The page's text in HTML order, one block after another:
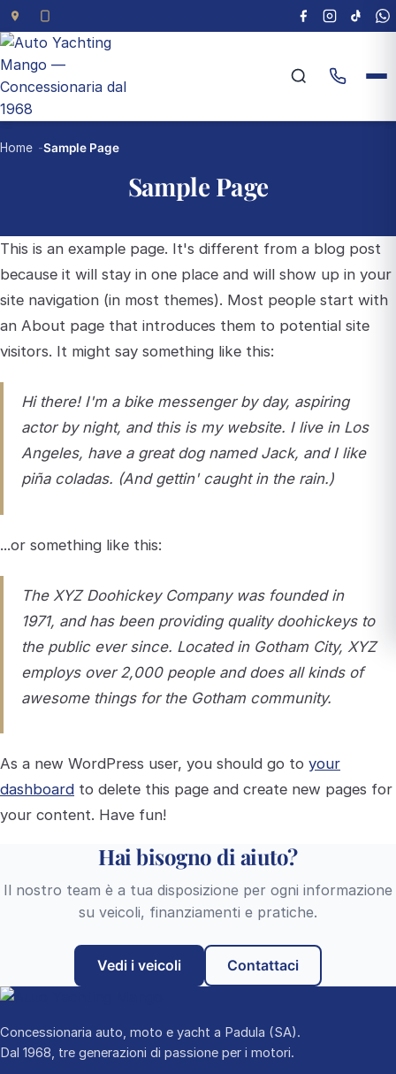
Home Sample Page
Sample Page
This is an example page. It's different from a blog post
because it will stay in one place and will show up in your
site navigation (in most themes). Most people start with
an About page that introduces them to potential site
visitors. It might say something like this:
Hi there! I'm a bike messenger by day, aspiring
actor by night, and this is my website. I live in Los
Angeles, have a great dog named Jack, and I like
piña coladas. (And gettin' caught in the rain.)
...or something like this:
The XYZ Doohickey Company was founded in
1971, and has been providing quality doohickeys to
the public ever since. Located in Gotham City, XYZ
employs over 2,000 people and does all kinds of
awesome things for the Gotham community.
As a new WordPress user, you should go to your
dashboard to delete this page and create new pages for
your content. Have fun!
Hai bisogno di aiuto?
Il nostro team è a tua disposizione per ogni informazione
su veicoli, finanziamenti e pratiche.
Vedi i veicoli Contattaci
Concessionaria auto, moto e yacht a Padula (SA).
Dal 1968, tre generazioni di passione per i motori.